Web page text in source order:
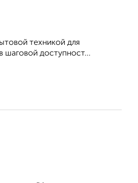
техникой для
шаговой доступност...